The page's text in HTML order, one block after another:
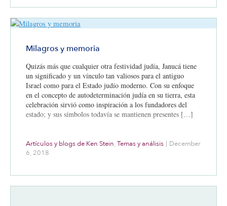
Milagros y memoria
Quizás más que cualquier otra festividad judía, Janucá tiene
un significado y un vínculo tan valiosos para el antiguo
Israel como para el Estado judío moderno. Con su enfoque
en el concepto de autodeterminación judía en su tierra, esta
celebración sirvió como inspiración a los fundadores del
estado; y sus símbolos todavía se mantienen presentes […]
Artículos y blogs de Ken Stein, Temas y análisis | December
6, 2018